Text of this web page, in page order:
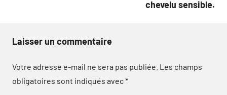
chevelu sensible.
Laisser un commentaire
Votre adresse e-mail ne sera pas publiée. Les champs
obligatoires sont indiqués avec*